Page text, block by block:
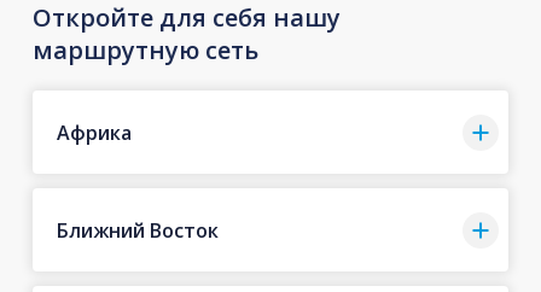
Откройте для себя нашу
маршрутную сеть
Африка
Ближний Восток